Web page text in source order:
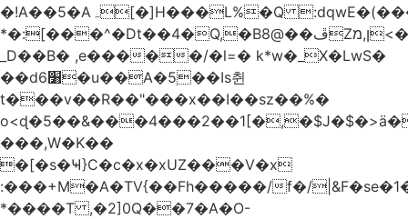
�!A��5�Aہ[�]H���L%�Q :dqwE�(���q��X�.bc�1d��\��#X�4��W�� Ldg
*�:[���^�Dt��4�Q,�B8@��ڦZן,מ<�oJ���ލ:�#���YLmh�Y?
_D��B� ,e�����/�l=� k*w�_X�LwS�
��d6׸�u��A�5ׅ��Is췬
t���v��R��"���x��I��sz��%�
���,W�K��
�[�s�Ҹ}C�c�x�xUZ���V�x
:���+M�A�TV{��Fh�����/f�/|&F�
*����T ,�2]0Q��7�A�O-